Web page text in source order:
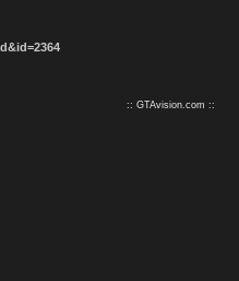
:: GTAvision.com ::